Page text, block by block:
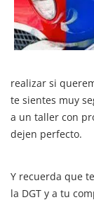
realizar si
te sientes muy
a un taller con
dejen perfecto.
Y recuerda que
la DGT y a tu